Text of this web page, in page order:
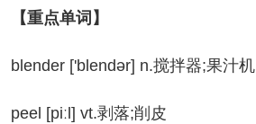
重点单词】
['blendər] n.搅拌器;果汁机
[piːl] vt.剥落;削皮